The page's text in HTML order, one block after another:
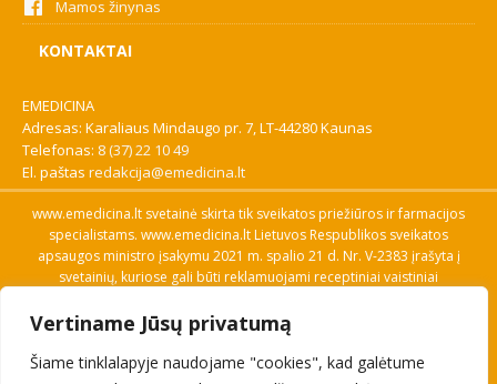
Vertiname Jūsų privatumą
Šiame tinklalapyje naudojame "cookies", kad galėtume
Mamos žinynas
KONTAKTAI
EMEDICINA
Adresas: Karaliaus Mindaugo pr. 7, LT-44280 Kaunas
Telefonas: 8 (37) 22 10 49
El. paštas redakcija@emedicina.lt
www.emedicina.lt svetainė skirta tik sveikatos priežiūros ir farmacijos
specialistams. www.emedicina.lt Lietuvos Respublikos sveikatos
apsaugos ministro įsakymu 2021 m. spalio 21 d. Nr. V-2383 įrašyta į
svetainių, kuriose gali būti reklamuojami receptiniai vaistiniai
savo profesinę kvalifikaciją. Naudingos nuorodos: Vaistų ir medicinos
pagalbos priemonių kainų paieška, VVKT tinklalapis, Sveikatos
priežiūros ar farmacijos specialisto pranešimo apie įtariamą